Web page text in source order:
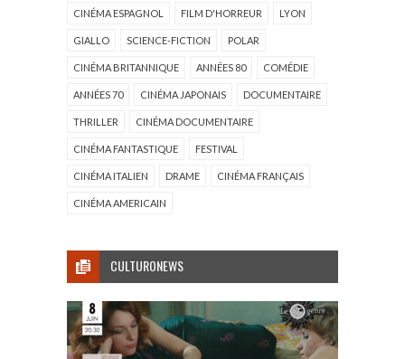
CINÉMA ESPAGNOL FILM D'HORREUR LYON
GIALLO SCIENCE-FICTION POLAR
CINÉMA BRITANNIQUE ANNÉES 80 COMÉDIE
ANNÉES 70 CINÉMA JAPONAIS DOCUMENTAIRE
THRILLER CINÉMA DOCUMENTAIRE
CINÉMA FANTASTIQUE FESTIVAL
CINÉMA ITALIEN DRAME CINÉMA FRANÇAIS
CINÉMA AMERICAIN
CULTURONEWS